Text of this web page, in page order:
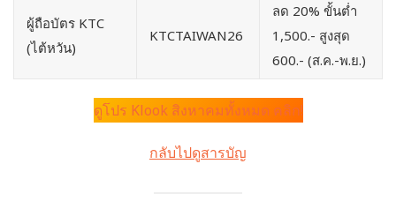
ผู้ถือบัตร KTC
(ไต้หวัน)
KTCTAIWAN26
ลด 20% ขั้นต่ำ
1,500.- สูงสุด
600.- (ส.ค.-พ.ย.)
ดูโปร Klook สิงหาคมทั้งหมด คลิก!
กลับไปดูสารบัญ